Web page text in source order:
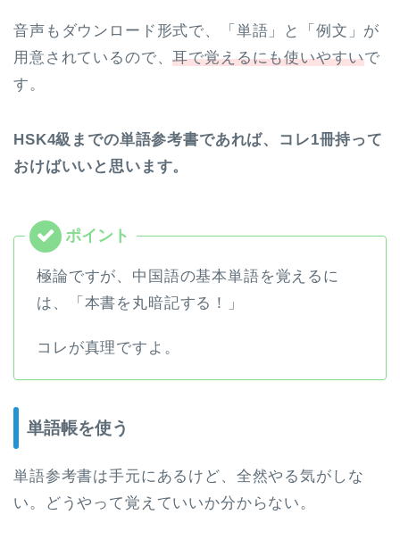
音声もダウンロード形式で、「単語」と「例文」が
用意されているので、耳で覚えるにも使いやすいで
す。
HSK4級までの単語参考書であれば、コレ1冊持って
おけばいいと思います。
極論ですが、中国語の基本単語を覚えるに
は、「本書を丸暗記する！」
コレが真理ですよ。
単語帳を使う
単語参考書は手元にあるけど、全然やる気がしな
い。どうやって覚えていいか分からない。